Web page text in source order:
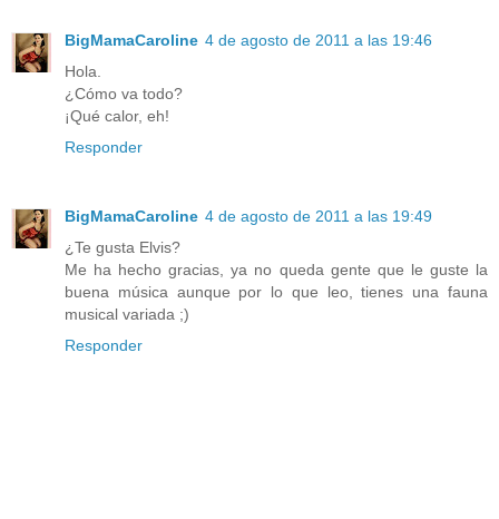
BigMamaCaroline 4 de agosto de 2011 a las 19:46
Hola.
¿Cómo va todo?
¡Qué calor, eh!
Responder
BigMamaCaroline 4 de agosto de 2011 a las 19:49
¿Te gusta Elvis?
Me ha hecho gracias, ya no queda gente que le guste la
buena música aunque por lo que leo, tienes una fauna
musical variada ;)
Responder